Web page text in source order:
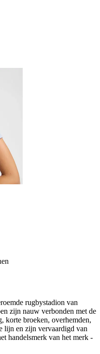
rugbystadion van
zijn nauw verbonden met de
korte broeken, overhemden,
lijn en zijn vervaardigd van
handelsmerk van het merk -